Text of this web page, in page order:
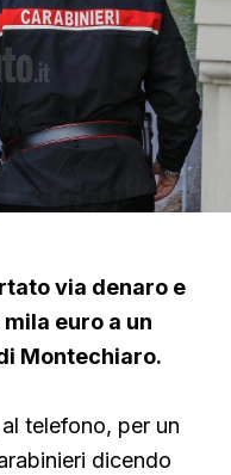
via denaro e
euro a un
Montechiaro.
telefono, per un
dicendo